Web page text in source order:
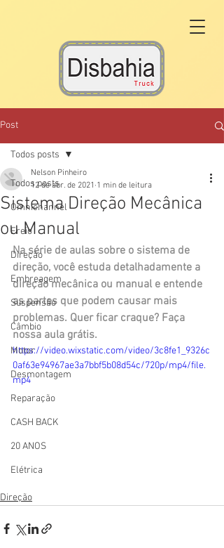
Post
Todos posts
Omnichannel
Freio
Direção
Embreagem
Suspensão
Câmbio
Motor
Desmontagem
Reparação
CASH BACK
20 ANOS
Elétrica
Todos posts
Sistema Direção Mecânica
ou Manual
Nelson Pinheiro
12 de abr. de 2021 1 min de leitura
Na série de aulas sobre o sistema de
direção, você estuda detalhadamente a
direção mecânica ou manual e entende
as partes que podem causar mais
problemas. Quer ficar craque? Faça
nossa aula grátis.
https://video.wixstatic.com/video/3c8fe1_9326c
0af63e94967ae3a7bbf5b08d54c/720p/mp4/file.
mp4
Direção